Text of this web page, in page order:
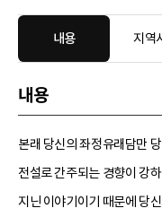
내용 지역
내용
본래 당신의 좌정유래담만
전설로 간주되는 경향이 강
지닌 이야기이기 때문에 당